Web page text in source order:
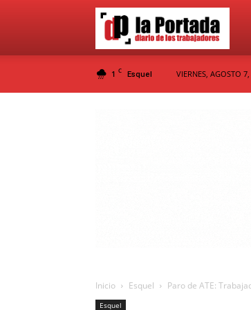
La
1 C Esquel VIERNES, AGOSTO
Inicio Esquel Paro de ATE:
Esquel